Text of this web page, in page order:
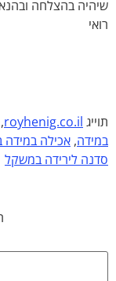
ובהנאה,
,איזון אכילה
במידה בחתונה ,
האימייל לא